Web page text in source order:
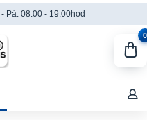
- Pá: 08:00 - 19:00hod
0